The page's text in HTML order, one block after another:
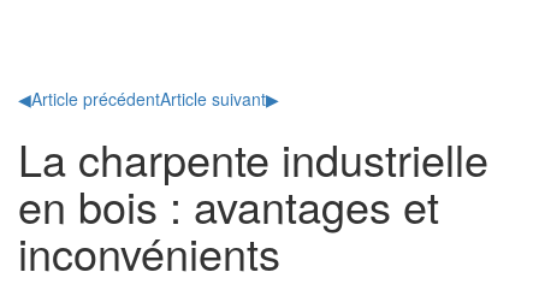
◀Article précédentArticle suivant▶
La charpente industrielle
en bois : avantages et
inconvénients